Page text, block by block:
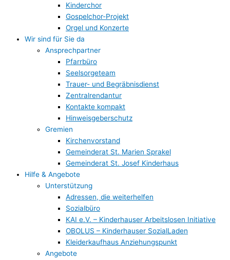
Kinderchor
Gospelchor-Projekt
Orgel und Konzerte
Wir sind für Sie da
Ansprechpartner
Pfarrbüro
Seelsorgeteam
Trauer- und Begräbnisdienst
Zentralrendantur
Kontakte kompakt
Hinweisgeberschutz
Gremien
Kirchenvorstand
Gemeinderat St. Marien Sprakel
Gemeinderat St. Josef Kinderhaus
Hilfe & Angebote
Unterstützung
Adressen, die weiterhelfen
Sozialbüro
KAI e.V. – Kinderhauser Arbeitslosen Initiative
OBOLUS – Kinderhauser SozialLaden
Kleiderkaufhaus Anziehungspunkt
Angebote